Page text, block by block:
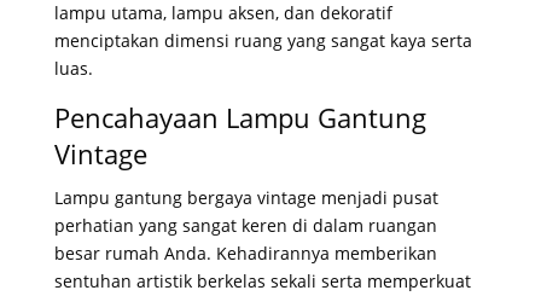
lampu utama, lampu aksen, dan dekoratif
menciptakan dimensi ruang yang sangat kaya serta
luas.
Pencahayaan Lampu Gantung
Vintage
Lampu gantung bergaya vintage menjadi pusat
perhatian yang sangat keren di dalam ruangan
besar rumah Anda. Kehadirannya memberikan
sentuhan artistik berkelas sekali serta memperkuat